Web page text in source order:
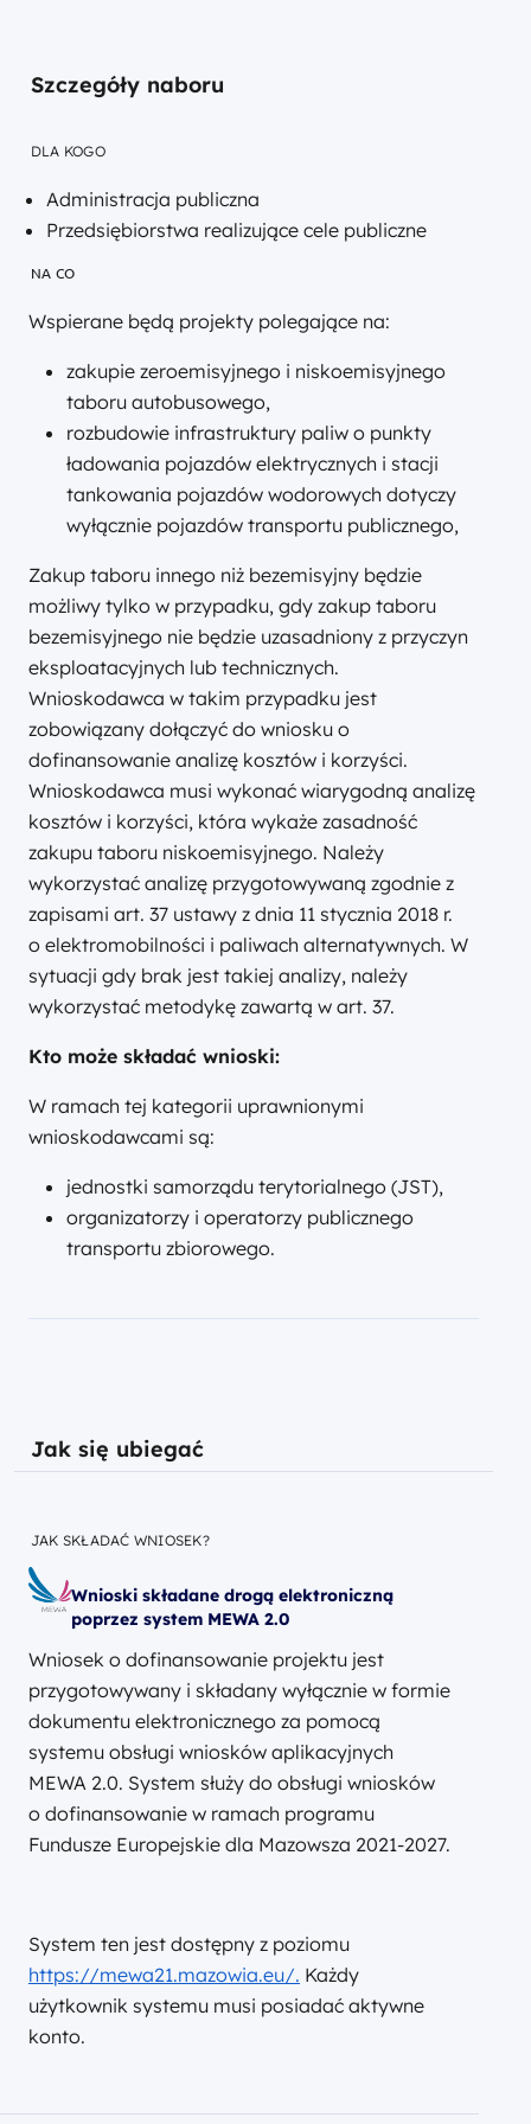
Szczegóły naboru
DLA KOGO
Administracja publiczna
Przedsiębiorstwa realizujące cele publiczne
NA CO
Wspierane będą projekty polegające na:
zakupie zeroemisyjnego i niskoemisyjnego
taboru autobusowego,
rozbudowie infrastruktury paliw o punkty
ładowania pojazdów elektrycznych i stacji
tankowania pojazdów wodorowych dotyczy
wyłącznie pojazdów transportu publicznego,
Zakup taboru innego niż bezemisyjny będzie
możliwy tylko w przypadku, gdy zakup taboru
bezemisyjnego nie będzie uzasadniony z przyczyn
eksploatacyjnych lub technicznych.
Wnioskodawca w takim przypadku jest
zobowiązany dołączyć do wniosku o
dofinansowanie analizę kosztów i korzyści.
Wnioskodawca musi wykonać wiarygodną analizę
kosztów i korzyści, która wykaże zasadność
zakupu taboru niskoemisyjnego. Należy
wykorzystać analizę przygotowywaną zgodnie z
zapisami art. 37 ustawy z dnia 11 stycznia 2018 r.
o elektromobilności i paliwach alternatywnych. W
sytuacji gdy brak jest takiej analizy, należy
wykorzystać metodykę zawartą w art. 37.
Kto może składać wnioski:
W ramach tej kategorii uprawnionymi
wnioskodawcami są:
jednostki samorządu terytorialnego (JST),
organizatorzy i operatorzy publicznego
transportu zbiorowego.
Jak się ubiegać
JAK SKŁADAĆ WNIOSEK?
Wnioski składane drogą elektroniczną
poprzez system MEWA 2.0
Wniosek o dofinansowanie projektu jest
przygotowywany i składany wyłącznie w formie
dokumentu elektronicznego za pomocą
systemu obsługi wniosków aplikacyjnych
MEWA 2.0. System służy do obsługi wniosków
o dofinansowanie w ramach programu
Fundusze Europejskie dla Mazowsza 2021-2027.
System ten jest dostępny z poziomu
https://mewa21.mazowia.eu/. Każdy
użytkownik systemu musi posiadać aktywne
konto.